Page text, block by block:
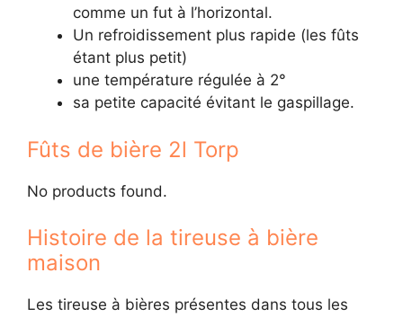
comme un fut à l’horizontal.
Un refroidissement plus rapide (les fûts
étant plus petit)
une température régulée à 2°
sa petite capacité évitant le gaspillage.
Fûts de bière 2l Torp
No products found.
Histoire de la tireuse à bière
maison
Les tireuse à bières présentes dans tous les